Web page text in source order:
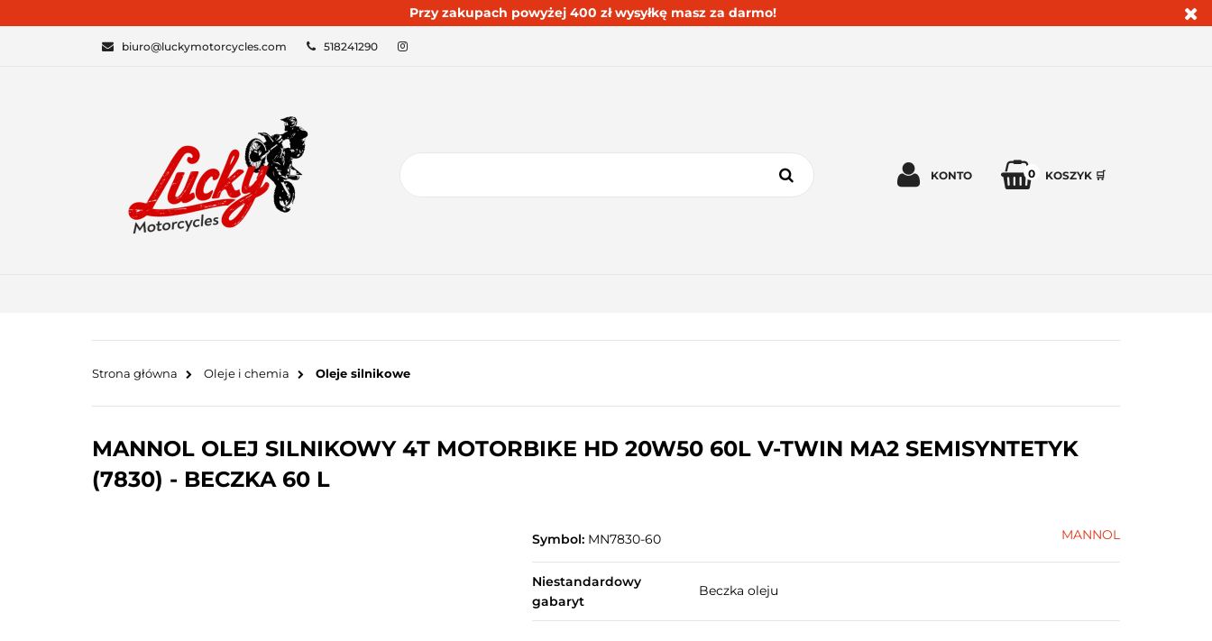
Przy zakupach powyżej 400 zł wysyłkę masz za darmo!
biuro@luckymotorcycles.com 518241290
KONTO 0 KOSZYK 🛒
KATEGORIE BESTSELLERY
Strona główna Oleje i chemia Oleje silnikowe
MANNOL OLEJ SILNIKOWY 4T MOTORBIKE HD 20W50 60L V-TWIN MA2 SEMISYNTETYK
(7830) - BECZKA 60 L
Symbol: MN7830-60 MANNOL
Niestandardowy
gabaryt
Beczka oleju